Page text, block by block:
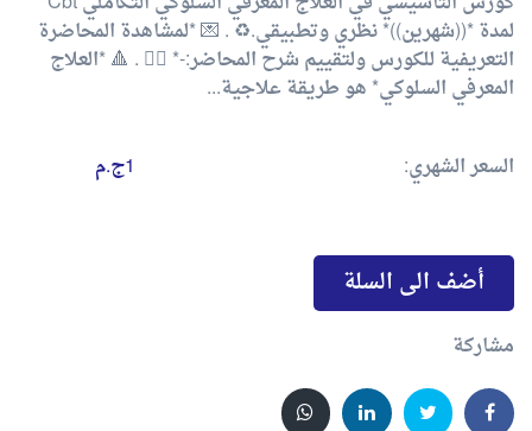
لمدة *((شهرين))* نظري وتطبيقي.♻️ . 💌 *لمشاهدة المحاضرة
التعريفية للكورس ولتقييم شرح المحاضر:-* 👇🏻 . 🔺 *العلاج
المعرفي السلوكي* هو طريقة علاجية...
السعر الشهري: 1ج.م
أضف الى السلة
مشاركة